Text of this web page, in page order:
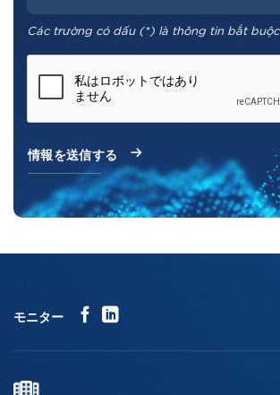
Các trường có dấu (*) là thông tin bắt buộc
モニター